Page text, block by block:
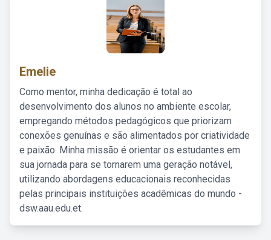
Emelie
Como mentor, minha dedicação é total ao
desenvolvimento dos alunos no ambiente escolar,
empregando métodos pedagógicos que priorizam
conexões genuínas e são alimentados por criatividade
e paixão. Minha missão é orientar os estudantes em
sua jornada para se tornarem uma geração notável,
utilizando abordagens educacionais reconhecidas
pelas principais instituições acadêmicas do mundo -
dsw.aau.edu.et.